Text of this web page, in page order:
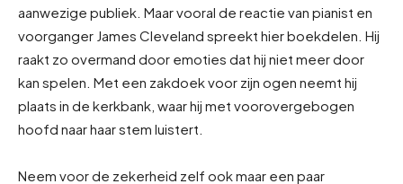
aanwezige publiek. Maar vooral de reactie van pianist en
voorganger James Cleveland spreekt hier boekdelen. Hij
raakt zo overmand door emoties dat hij niet meer door
kan spelen. Met een zakdoek voor zijn ogen neemt hij
plaats in de kerkbank, waar hij met voorovergebogen
hoofd naar haar stem luistert.
Neem voor de zekerheid zelf ook maar een paar